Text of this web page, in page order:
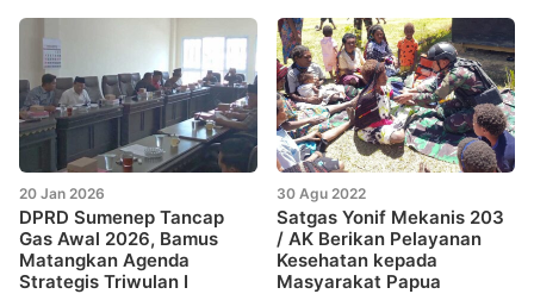
20 Jan 2026
DPRD Sumenep Tancap
Gas Awal 2026, Bamus
Matangkan Agenda
Strategis Triwulan I
30 Agu 2022
Satgas Yonif Mekanis 203
/ AK Berikan Pelayanan
Kesehatan kepada
Masyarakat Papua